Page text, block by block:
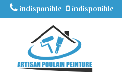
indisponible indisponible